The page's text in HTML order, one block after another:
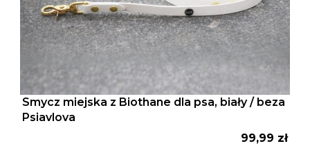
Smycz miejska z Biothane dla psa, biały / beza
Psiavlova
Cena
99,99 zł